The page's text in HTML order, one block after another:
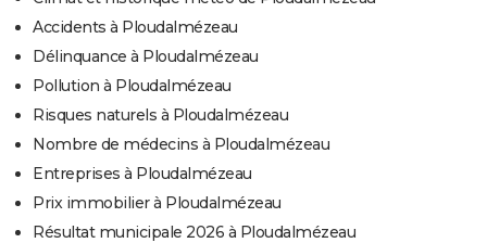
Accidents à Ploudalmézeau
Délinquance à Ploudalmézeau
Pollution à Ploudalmézeau
Risques naturels à Ploudalmézeau
Nombre de médecins à Ploudalmézeau
Entreprises à Ploudalmézeau
Prix immobilier à Ploudalmézeau
Résultat municipale 2026 à Ploudalmézeau